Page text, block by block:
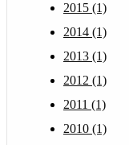
2015 (1)
2014 (1)
2013 (1)
2012 (1)
2011 (1)
2010 (1)